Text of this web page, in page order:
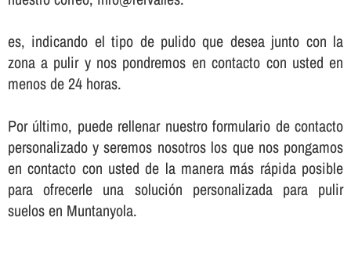
es, indicando el tipo de pulido que desea junto con la
zona a pulir y nos pondremos en contacto con usted en
menos de 24 horas.
Por último, puede rellenar nuestro formulario de contacto
personalizado y seremos nosotros los que nos pongamos
en contacto con usted de la manera más rápida posible
para ofrecerle una solución personalizada para pulir
suelos en Muntanyola.